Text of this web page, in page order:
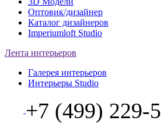
Оптовик/дизайнер
Каталог дизайнеров
Imperiumloft Studio
Лента интерьеров
Галерея интерьеров
Интерьеры Studio
+7 (499) 229-